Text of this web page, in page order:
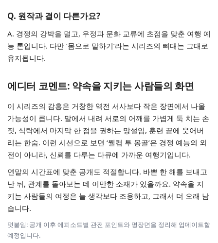
Q. 원작과 결이 다른가요?
A. 경쟁의 강박을 덜고, 우정과 문화 교류에 초점을 맞춘 여행 예
능 톤입니다. 다만 ‘몸으로 말하기’라는 시리즈의 뼈대는 그대로
유지됩니다.
에디터 코멘트: 약속을 지키는 사람들의 화면
이 시리즈의 감흥은 거창한 역전 서사보다 작은 장면에서 나올
가능성이 큽니다. 말에서 내려 서로의 어깨를 가볍게 툭 치는 손
짓, 식탁에서 마지막 한 점을 권하는 망설임, 훈련 끝에 웃어버
리는 한숨. 이런 시선으로 보면 ‘웰컴 투 몽골’은 경쟁 예능의 외
전이 아니라, 신뢰를 다루는 다큐에 가까운 여행기입니다.
연말의 시간표에 맞춘 공개도 적절합니다. 바쁜 한 해를 보내고
난 뒤, 관계를 돌아보는 데 이만한 소재가 있을까요. 약속을 지
키는 사람들의 여정은 늘 생각보다 조용하고, 그래서 더 오래 남
습니다.
덧붙임: 공개 이후 에피소드별 관전 포인트와 명장면을 정리해 업데이트할
예정입니다.